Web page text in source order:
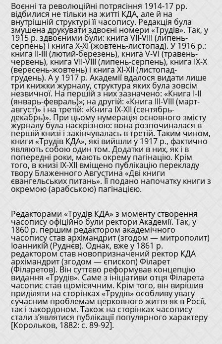
Воєнні та революційні потрясіння 1914-17 рр.
відбилися не тільки на житті КДА, але й на
внутрішній структурі її часопису. Редакція була
змушена друкувати здвоєні номери «Трудів». Так, у
1915 р. здвоєними були: книга VІІ-VІІІ (липень-
серпень) і книга X-XІ (жовтень-листопад). У 1916 р.:
книга ІІ-ІІІ (лютий-березень), книга V-VІ (травень-
червень), книга VІІ-VІІІ (липень-серпень), книга ІX-X
(вересень-жовтень) і книга XІ-ХІІ (листопад-
грудень). А у 1917 р. Академії вдалося видати лише
три книжки журналу, структура яких була зовсім
незвичної. На першій з них зазначено: «Книга I-II
(январь-февраль)»; на другій: «Книга III-VIII (март-
август)» і на третій: «Книга IX-XII (сентябрь-
декабрь)». При цьому нумерація основного змісту
журналу була наскрізною: вона розпочиналася в
першій книзі і закінчувалась в третій. Таким чином,
книги «Трудів КДА», які вийшли у 1917 р., фактично
являють собою один том. Додатки в них, як і в
попередні роки, мають окрему пагінацію. Крім
того, в книзі ІX-XІІ вміщено публікацію перекладу
твору Блаженного Августина «Дві книги
євангельських питань». Її подано напочатку книги з
окремою (арабською) пагінацією.
Редакторами «Трудів КДА» з моменту створення
часопису офіційно були ректори Академії. Так, у
1860 р. першим редактором академічного
часопису став архімандрит (згодом — митрополит)
Іоанникій (Руднєв). Однак, вже у 1861 р.
редактором став новопризначений ректор КДА
архімандрит (згодом — єпископ) Філарет
(Філаретов). Він суттєво реформував концепцію
видання «Трудів». Саме з ініціативи отця Філарета
часопис став щомісячним. Крім того, він вирішив
приділяти на сторінках «Трудів» особливу увагу
сучасним проблемам церковного життя як в Росії,
так і закордоном. Також на сторінках часопису
стали з’являтися публікації популярного характеру
[Корольков, 1882: с. 89-92].